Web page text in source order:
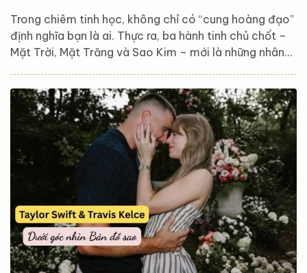
Trong chiêm tinh học, không chỉ có “cung hoàng đạo”
định nghĩa bạn là ai. Thực ra, ba hành tinh chủ chốt –
Mặt Trời, Mặt Trăng và Sao Kim – mới là những nhân
người chúng ta đều mang trong mình một vũ trụ riêng
– nơi cảm xúc, lý trí và khát vọng hòa quyện để tạo
nên bản thể độc nhất. Mặt Trời – Khi bạn trở thành
“phiên bản tốt nhất của chính...